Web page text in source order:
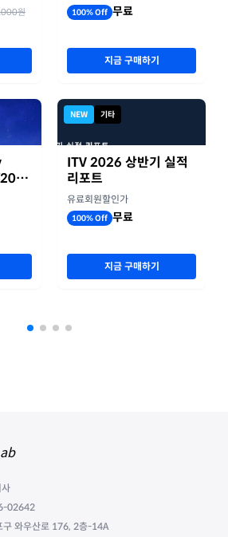
원 100% Off 무료
지금 구매하기
NEW 기타
ITV 2026 상반기 실적
리포트
유료회원할인가
100% Off 무료
지금 구매하기
02642
와우산로 176, 2층-14A